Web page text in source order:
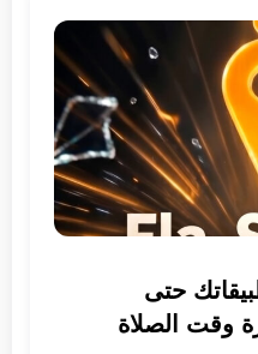
حتى
وقت الصلاة